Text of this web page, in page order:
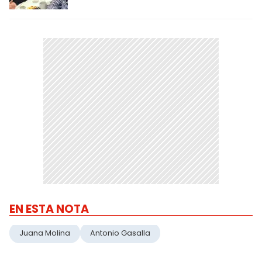
EN ESTA NOTA
Juana Molina Antonio Gasalla